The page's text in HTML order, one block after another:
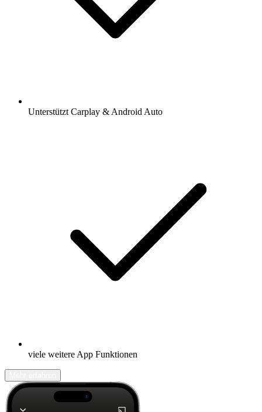
Unterstützt Carplay & Android Auto
viele weitere App Funktionen